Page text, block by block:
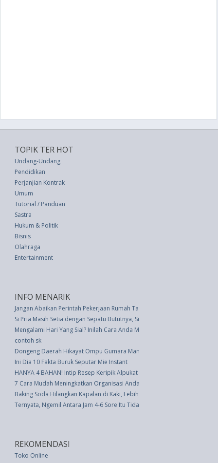
TOPIK TER HOT
Undang-Undang
Pendidikan
Perjanjian Kontrak
Umum
Tutorial / Panduan
Sastra
Hukum & Politik
Bisnis
Olahraga
Entertainment
INFO MENARIK
Jangan Abaikan Perintah Pekerjaan Rumah Tangga, Ini Manfaatnya
Si Pria Masih Setia dengan Sepatu Bututnya, Simak Ulasannya
Mengalami Hari Yang Sial? Inilah Cara Anda Membalikkan Keadaan
contoh sk
Dongeng Daerah Hikayat Ompu Gumara Manurung
Ini Dia 10 Fakta Buruk Seputar Mie Instant
HANYA 4 BAHAN! Intip Resep Keripik Alpukat Ini, Camilan Keto Renyah
7 Cara Mudah Meningkatkan Organisasi Anda
Baking Soda Hilangkan Kapalan di Kaki, Lebih Manjur dari Perawatan
Ternyata, Ngemil Antara Jam 4-6 Sore Itu Tidak Bagus; Yuk Simak
REKOMENDASI
Toko Online